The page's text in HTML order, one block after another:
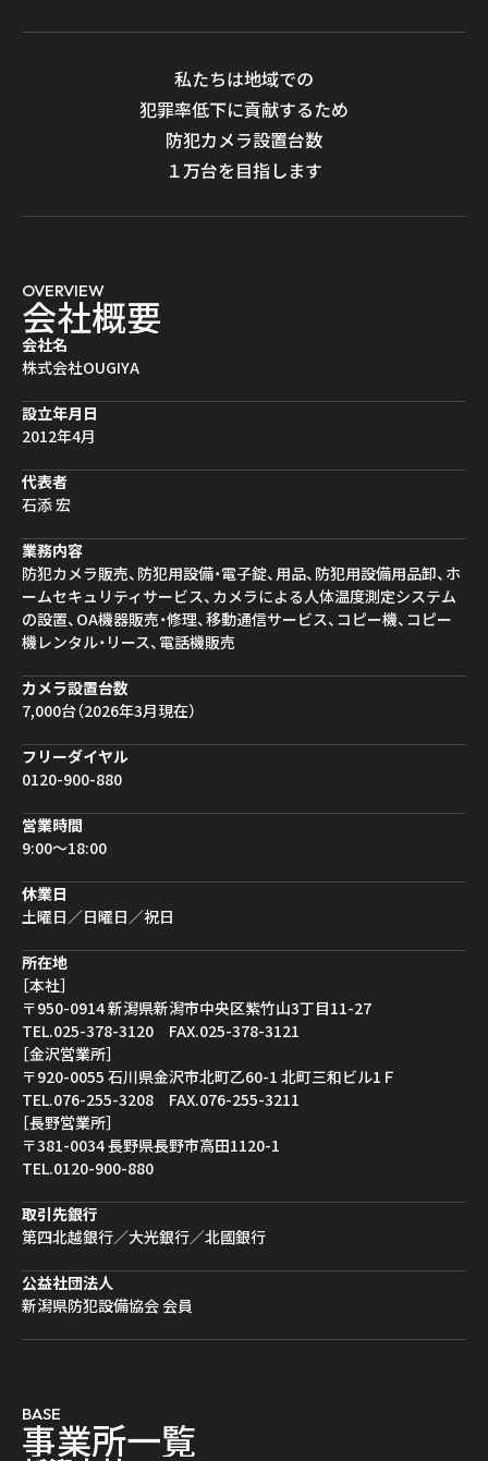
私たちは地域での
犯罪率低下に貢献するため
防犯カメラ設置台数
１万台を目指します
OVERVIEW
会社概要
会社名
株式会社OUGIYA
設立年月日
2012年4月
代表者
石添 宏
業務内容
防犯カメラ販売、防犯用設備・電子錠、用品、防犯用設備用品卸、ホ
ームセキュリティサービス、カメラによる人体温度測定システム
の設置、OA機器販売・修理、移動通信サービス、コピー機、コピー
機レンタル・リース、電話機販売
カメラ設置台数
7,000台（2026年3月現在）
フリーダイヤル
0120-900-880
営業時間
9:00〜18:00
休業日
土曜日／日曜日／祝日
所在地
［本社］
〒950-0914 新潟県新潟市中央区紫竹山3丁目11-27
TEL.025-378-3120 FAX.025-378-3121
［金沢営業所］
〒920-0055 石川県金沢市北町乙60-1 北町三和ビル1Ｆ
TEL.076-255-3208 FAX.076-255-3211
［長野営業所］
〒381-0034 長野県長野市高田1120-1
TEL.0120-900-880
取引先銀行
第四北越銀行／大光銀行／北國銀行
公益社団法人
新潟県防犯設備協会 会員
BASE
事業所一覧